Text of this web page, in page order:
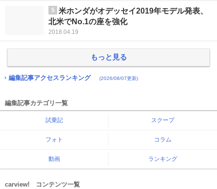
5
米ホンダがオデッセイ2019年モデル発表、
北米でNo.1の座を強化
2018.04.19
もっと見る
編集記事アクセスランキング (2026/08/07更新)
編集記事カテゴリ一覧
試乗記 スクープ
フォト コラム
動画 ランキング
carview! コンテンツ一覧